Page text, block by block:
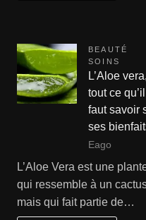
BEAUTÉ
SOINS
L’Aloe vera,
tout ce qu’il
faut savoir
ses
Eago
L’Aloe Vera est une
qui ressemble à un
mais qui fait partie de…